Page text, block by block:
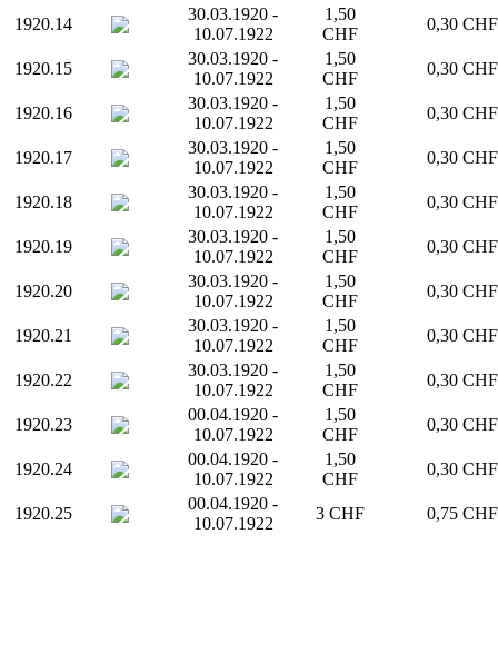
1920.14
30.03.1920 -
10.07.1922
1,50
CHF
0,30 CHF
1920.15
30.03.1920 -
10.07.1922
1,50
CHF
0,30 CHF
1920.16
30.03.1920 -
10.07.1922
1,50
CHF
0,30 CHF
1920.17
30.03.1920 -
10.07.1922
1,50
CHF
0,30 CHF
1920.18
30.03.1920 -
10.07.1922
1,50
CHF
0,30 CHF
1920.19
30.03.1920 -
10.07.1922
1,50
CHF
0,30 CHF
1920.20
30.03.1920 -
10.07.1922
1,50
CHF
0,30 CHF
1920.21
30.03.1920 -
10.07.1922
1,50
CHF
0,30 CHF
1920.22
30.03.1920 -
10.07.1922
1,50
CHF
0,30 CHF
1920.23
00.04.1920 -
10.07.1922
1,50
CHF
0,30 CHF
1920.24
00.04.1920 -
10.07.1922
1,50
CHF
0,30 CHF
1920.25
00.04.1920 -
10.07.1922
3 CHF 0,75 CHF